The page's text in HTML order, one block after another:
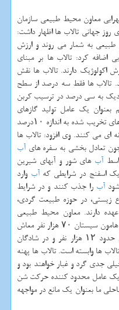
معاون محیط طبیعی سازمان
جهانی تالاب ها اظهار داشت:
طبیعی به شمار می روند و ارزش
اضافه كرد: تالاب ها بر مبنای
اكولوژیك دارند. تالاب ها نقش
تالاب ها فقط سه درصد از سطح
به سی درصد در ترسیب كربن
بعنوان یك عامل تولید گازهای
گلخانه ای وارد عمل می شوند. سطح تالاب های تخریب شده به اندازه ۱۰درصد
ای می كنند. وی افزود: تالاب ها
تعادل بخشی به سفره های آب
آب های شور و آبهای شیرین
یك اسفنج در شرایطی كهآب وارد
آب را جذب كنند و در شرایط
زیستی، در حوزه طبیعت گردی،
دارند. معاون محیط طبیعی
سازمان حفاظت محیط زیست بیان كرد: در هامون سیستان ۷۰ هزار نفر معاش
شان وابسته به تالاب بوده و در هورالعظیم حدود ۱۲ هزار نفر و در شادگان
ها وابسته است. تالاب ها پهنه
جدی گرد و غبار خواهند بود و
یك عامل محدود كننده حركت شن
ما بعنوان یك مانع در مواجهه